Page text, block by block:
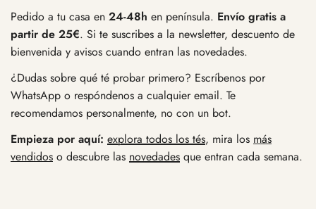
Pedido a tu casa en 24-48h en península. Envío gratis a
partir de 25€. Si te suscribes a la newsletter, descuento de
bienvenida y avisos cuando entran las novedades.
¿Dudas sobre qué té probar primero? Escríbenos por
WhatsApp o respóndenos a cualquier email. Te
recomendamos personalmente, no con un bot.
Empieza por aquí: explora todos los tés, mira los más
vendidos o descubre las novedades que entran cada semana.